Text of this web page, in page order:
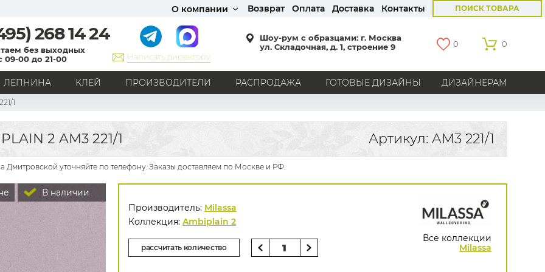
О компании Возврат Оплата Доставка Контакты ПОИСК ТОВАРА
268 14 24
без выходных
09-00 до 21-00
Написать директору
Шоу-рум с образцами: г. Москва
ул. Складочная, д. 1, строение 9
0 0
ЛЕПНИНА КЛЕЙ ПРОИЗВОДИТЕЛИ РАСПРОДАЖА ГОТОВЫЕ ДИЗАЙНЫ ДИЗАЙНЕРАМ
Кантри
Модерн Прованс Хай-тек
Лофт
Классика
Английский стиль
Америка
Англия Бельгия
Германия
Голландия
Россия Все страны
РИСУНОК
Граффити
Карта мира
Под кирпич
С вензелями
С надписями
Однотонные
Геометрический рисунок
Цветы
Дамаск
В клетку
Все рисунки
БРЕНДЫ
Bernardo Bartalucci
Zambaiti
AS Creation
Hygge Roll
Grandeco
1
2 AM3 221/1 Артикул: AM3 221/1
уточняйте по телефону. Заказы доставляем по Москве и РФ.
В наличии
Все коллекции
Milassa
Производитель: Milassa
Коллекция: Ambiplain 2
рассчитать количество